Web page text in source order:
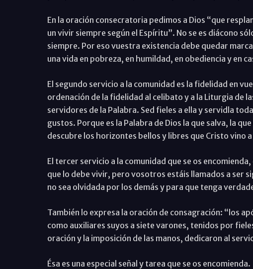
En la oración consecratoria pedimos a Dios “que
un vivir siempre según el Espíritu”. No se es diácono
siempre. Por eso vuestra existencia debe quedar
una vida en pobreza, en humildad, en obediencia y en
El segundo servicio a la comunidad es la fidelidad en
ordenación de la fidelidad al celibato y a la Liturgia de
servidores de la Palabra. Sed fieles a ella y servidla
gustos. Porque es la Palabra de Dios la que salva, la
descubre los horizontes bellos y libres que Cristo vino
El tercer servicio a la comunidad que se os
que lo debe vivir, pero vosotros estáis llamados a ser
no sea olvidada por los demás y para que tenga
También lo expresa la oración de consagración: “los
como auxiliares suyos a siete varones, tenidos por
oración y la imposición de las manos, dedicaron al
Ésa es una especial señal y tarea que se os encomienda.